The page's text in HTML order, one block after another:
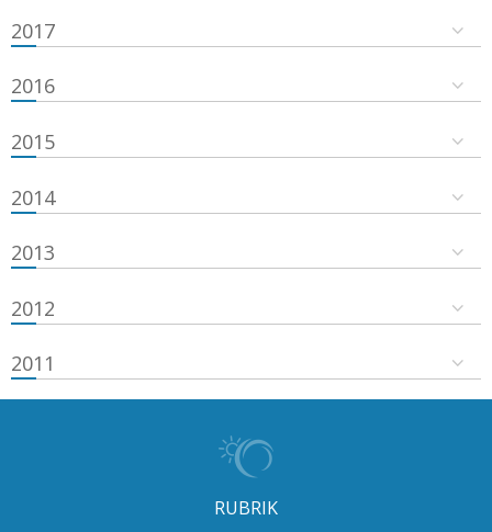
2017
2016
2015
2014
2013
2012
2011
RUBRIK